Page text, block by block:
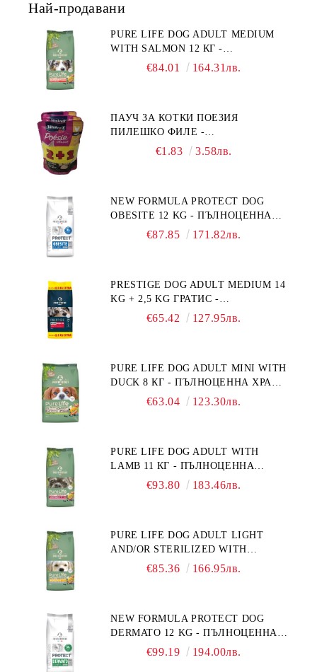
Най-продавани
PURE LIFE DOG ADULT MEDIUM
WITH SALMON 12 КГ -
ПЪЛНОЦЕННА ХРАНА ЗА
БЕЗ ЗЪРНО, БЕЗ ГЛУТЕН.
ПРОИЗВЕДЕНА ВЪВ ФРАНЦИЯ.
€84.01 164.31лв.
ПАУЧ ЗА КОТКИ ПОЕЗИЯ
ПИЛЕШКО ФИЛЕ -
ПРОМОКОМПЛЕКТ 3 БР.
€1.83 3.58лв.
NEW FORMULA PROTECT DOG
OBESITE 12 KG - ПЪЛНОЦЕННА
ДИЕТИЧНА ХРАНА ЗА КУЧЕТА
"РЕГУЛИРАНЕ НА ВНОСА НА
ГЛЮКОЗА (DIABETES MELLITUS)."
€87.85 171.82лв.
PRESTIGE DOG ADULT MEDIUM 14
KG + 2,5 KG ГРАТИС -
ПЪЛНОЦЕННА ХРАНА ЗА
€65.42 127.95лв.
PURE LIFE DOG ADULT MINI WITH
DUCK 8 КГ - ПЪЛНОЦЕННА ХРАНА
ЗА ПОРАСНАЛИ КУЧЕТА ОТ
ГЛУТЕН. ПРОИЗВЕДЕНА ВЪВ
ФРАНЦИЯ.
€63.04 123.30лв.
PURE LIFE DOG ADULT WITH
LAMB 11 КГ - ПЪЛНОЦЕННА
ХРАНА ЗА ПОРАСНАЛИ КУЧЕТА С
НАД 1 ГОДИНА. БЕЗ ЗЪРНО, БЕЗ
ГЛУТЕН. ПРОИЗВЕДЕНА ВЪВ
ФРАНЦИЯ.
€93.80 183.46лв.
PURE LIFE DOG ADULT LIGHT
AND/OR STERILIZED WITH
CHICKEN 12 КГ - ПЪЛНОЦЕННА
КАСТРИРАНИ КУЧЕТА ОТ ВСИЧКИ
ПОРОДИ НА ВЪЗРАСТ НАД 1
ГОДИНА, С ПИЛЕ. БЕЗ ЗЪРНО, БЕЗ
€85.36 166.95лв.
NEW FORMULA PROTECT DOG
DERMATO 12 KG - ПЪЛНОЦЕННА
ДИЕТИЧНА ХРАНА ЗА КУЧЕТА
€99.19 194.00лв.